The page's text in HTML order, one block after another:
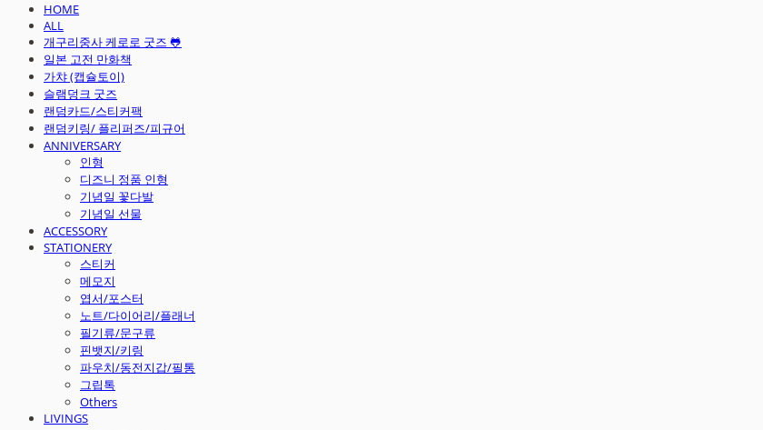
HOME
ALL
개구리중사 케로로 굿즈 🐸
일본 고전 만화책
가챠 (캡슐토이)
슬램덩크 굿즈
랜덤카드/스티커팩
랜덤키링/ 플리퍼즈/피규어
ANNIVERSARY
인형
디즈니 정품 인형
기념일 꽃다발
기념일 선물
ACCESSORY
STATIONERY
스티커
메모지
엽서/포스터
노트/다이어리/플래너
필기류/문구류
핀뱃지/키링
파우치/동전지갑/필통
그립톡
Others
LIVINGS